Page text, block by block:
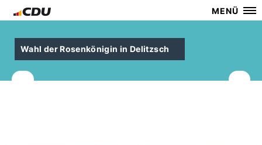
MENÜ
Wahl der Rosenkönigin in Delitzsch